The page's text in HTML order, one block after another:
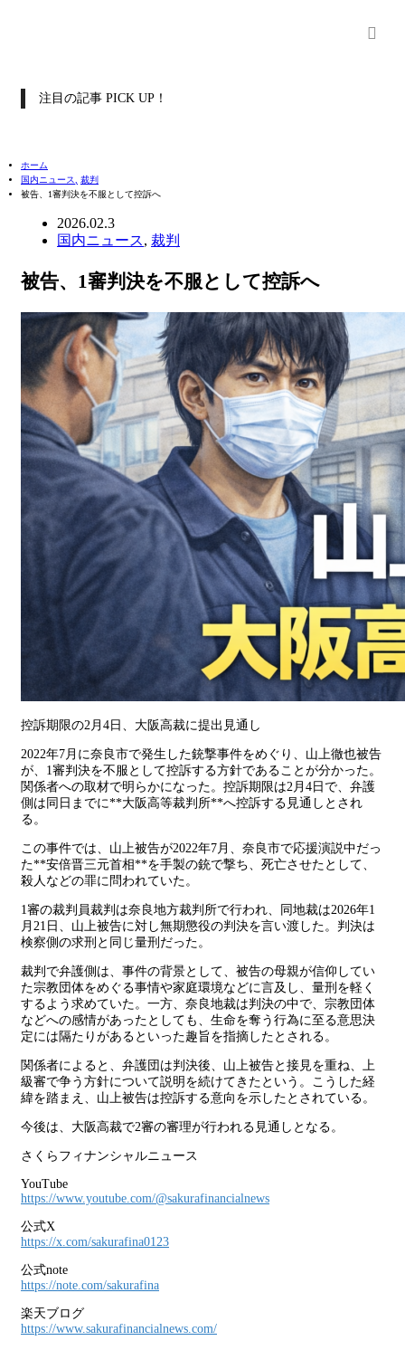
注目の記事 PICK UP！
ホーム
国内ニュース
裁判
被告、1審判決を不服として控訴へ
2026.02.3
国内ニュース, 裁判
被告、1審判決を不服として控訴へ
控訴期限の2月4日、大阪高裁に提出見通し
2022年7月に奈良市で発生した銃撃事件をめぐり、山上徹也被告
が、1審判決を不服として控訴する方針であることが分かった。
関係者への取材で明らかになった。控訴期限は2月4日で、弁護
側は同日までに**大阪高等裁判所**へ控訴する見通しとされ
る。
この事件では、山上被告が2022年7月、奈良市で応援演説中だっ
た**安倍晋三元首相**を手製の銃で撃ち、死亡させたとして、
殺人などの罪に問われていた。
1審の裁判員裁判は奈良地方裁判所で行われ、同地裁は2026年1
月21日、山上被告に対し無期懲役の判決を言い渡した。判決は
検察側の求刑と同じ量刑だった。
裁判で弁護側は、事件の背景として、被告の母親が信仰してい
た宗教団体をめぐる事情や家庭環境などに言及し、量刑を軽く
するよう求めていた。一方、奈良地裁は判決の中で、宗教団体
などへの感情があったとしても、生命を奪う行為に至る意思決
定には隔たりがあるといった趣旨を指摘したとされる。
関係者によると、弁護団は判決後、山上被告と接見を重ね、上
級審で争う方針について説明を続けてきたという。こうした経
緯を踏まえ、山上被告は控訴する意向を示したとされている。
今後は、大阪高裁で2審の審理が行われる見通しとなる。
さくらフィナンシャルニュース
YouTube
https://www.youtube.com/@sakurafinancialnews
公式X
https://x.com/sakurafina0123
公式note
https://note.com/sakurafina
楽天ブログ
https://www.sakurafinancialnews.com/